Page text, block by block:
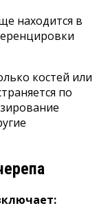
находится в
костей или
по